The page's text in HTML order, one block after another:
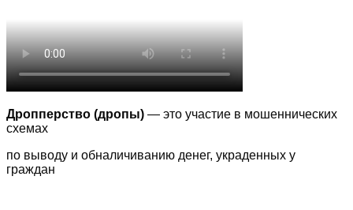
Дропперство (дропы) — это участие в мошеннических
схемах
по выводу и обналичиванию денег, украденных у
граждан